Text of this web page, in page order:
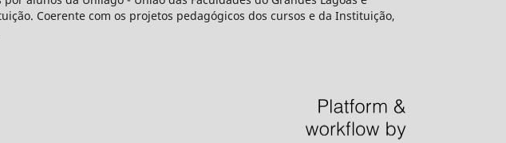
Coerente com os projetos pedagógicos dos cursos e da Instituição,